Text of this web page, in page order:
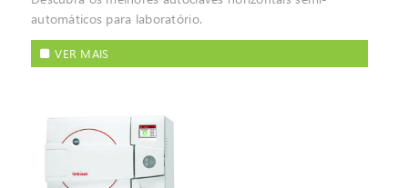
automáticos para laboratório.
VER MAIS